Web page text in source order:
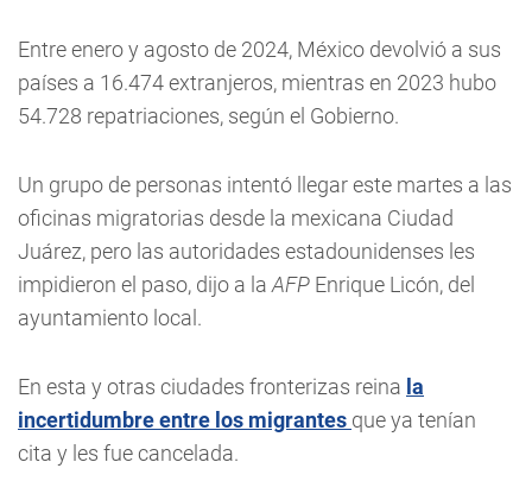
Entre enero y agosto de 2024, México devolvió a sus
países a 16.474 extranjeros, mientras en 2023 hubo
54.728 repatriaciones, según el Gobierno.
Un grupo de personas intentó llegar este martes a las
oficinas migratorias desde la mexicana Ciudad
Juárez, pero las autoridades estadounidenses les
impidieron el paso, dijo a la AFP Enrique Licón, del
ayuntamiento local.
En esta y otras ciudades fronterizas reina la
incertidumbre entre los migrantes que ya tenían
cita y les fue cancelada.